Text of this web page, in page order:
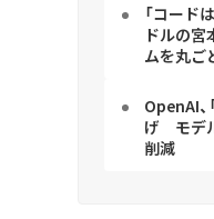
「コード
ドルの宮
ムを丸
OpenAI
げ モデ
削減